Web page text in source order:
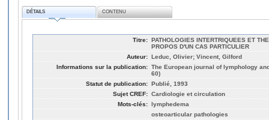
DÉTAILS CONTENU
Titre: PATHOLOGIES INTERTRIQUEES ET
PROPOS D'UN CAS PARTICULIER
Auteur: Leduc, Olivier; Vincent, Gilford
Informations sur la publication: The European journal of lymphology
60)
Statut de publication: Publié, 1993
Sujet CREF: Cardiologie et circulation
Mots-clés: lymphedema
osteoarticular pathologies